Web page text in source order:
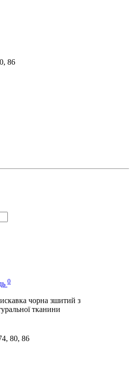
86
0
чорна зшитий з
тканини
80, 86